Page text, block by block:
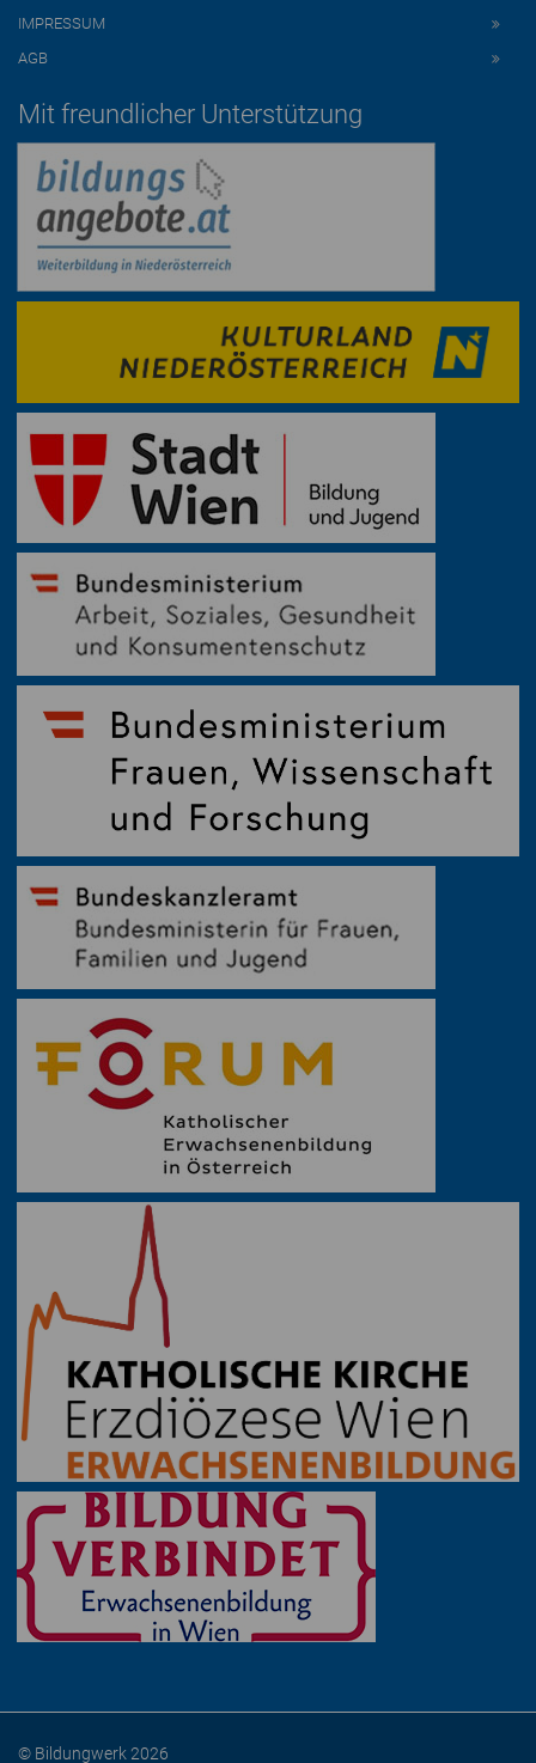
IMPRESSUM
AGB
Mit freundlicher Unterstützung
© Bildungwerk 2026